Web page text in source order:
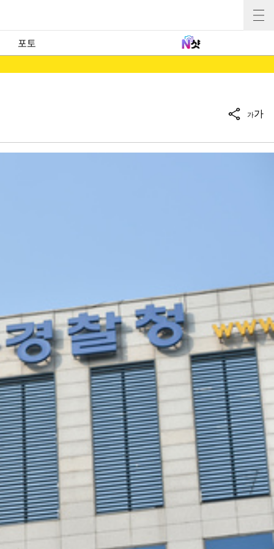
포토
가가